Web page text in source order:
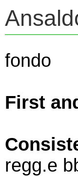
fondo
First
regg.e